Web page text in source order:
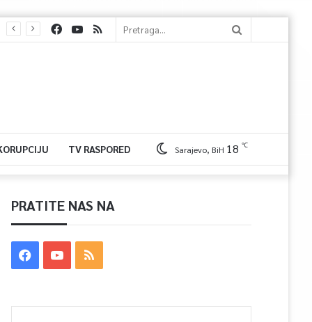
TV RASPORED Sarajevo, BiH 18 ℃
PRATITE NAS NA